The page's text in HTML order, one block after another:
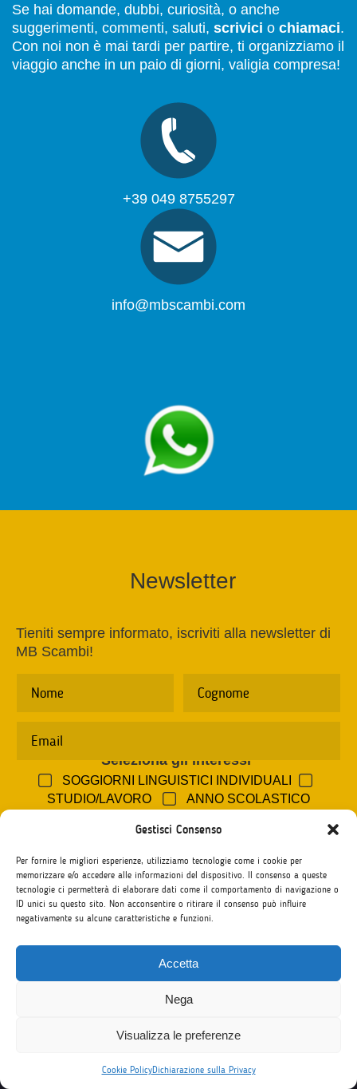
Gestisci Consenso
Per fornire le migliori esperienze, utilizziamo tecnologie come i cookie per
memorizzare e/o accedere alle informazioni del dispositivo. Il consenso a queste
tecnologie ci permetterà di elaborare dati come il comportamento di navigazione o
ID unici su questo sito. Non acconsentire o ritirare il consenso può influire
negativamente su alcune caratteristiche e funzioni.
Accetta
Nega
Visualizza le preferenze
Cookie PolicyDichiarazione sulla Privacy
Se hai domande, dubbi, curiosità, o anche
suggerimenti, commenti, saluti, scrivici o chiamaci.
Con noi non è mai tardi per partire, ti organizziamo il
viaggio anche in un paio di giorni, valigia compresa!
+39 049 8755297
info@mbscambi.com
Newsletter
Tieniti sempre informato, iscriviti alla newsletter di
MB Scambi!
Seleziona gli interessi
SOGGIORNI LINGUISTICI INDIVIDUALI
STUDIO/LAVORO
ANNO SCOLASTICO
ACCETTO LA NORMATIVA SULLA
PRIVACY.
I nostri contatti